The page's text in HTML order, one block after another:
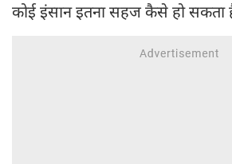
कोई इंसान इतना सहज कैसे हो सकता